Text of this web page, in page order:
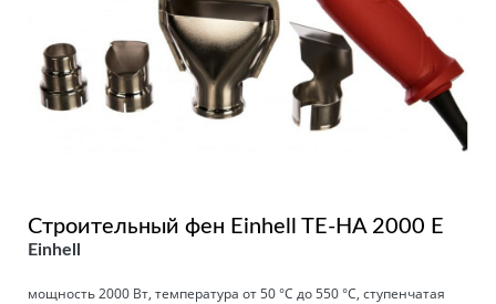
Строительный фен Einhell TE-HA 2000 E
Einhell
мощность 2000 Вт, температура от 50 °С до 550 °С, ступенчатая